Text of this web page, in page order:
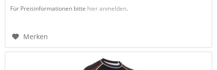
Für Preisinformationen bitte hier anmelden.
Merken